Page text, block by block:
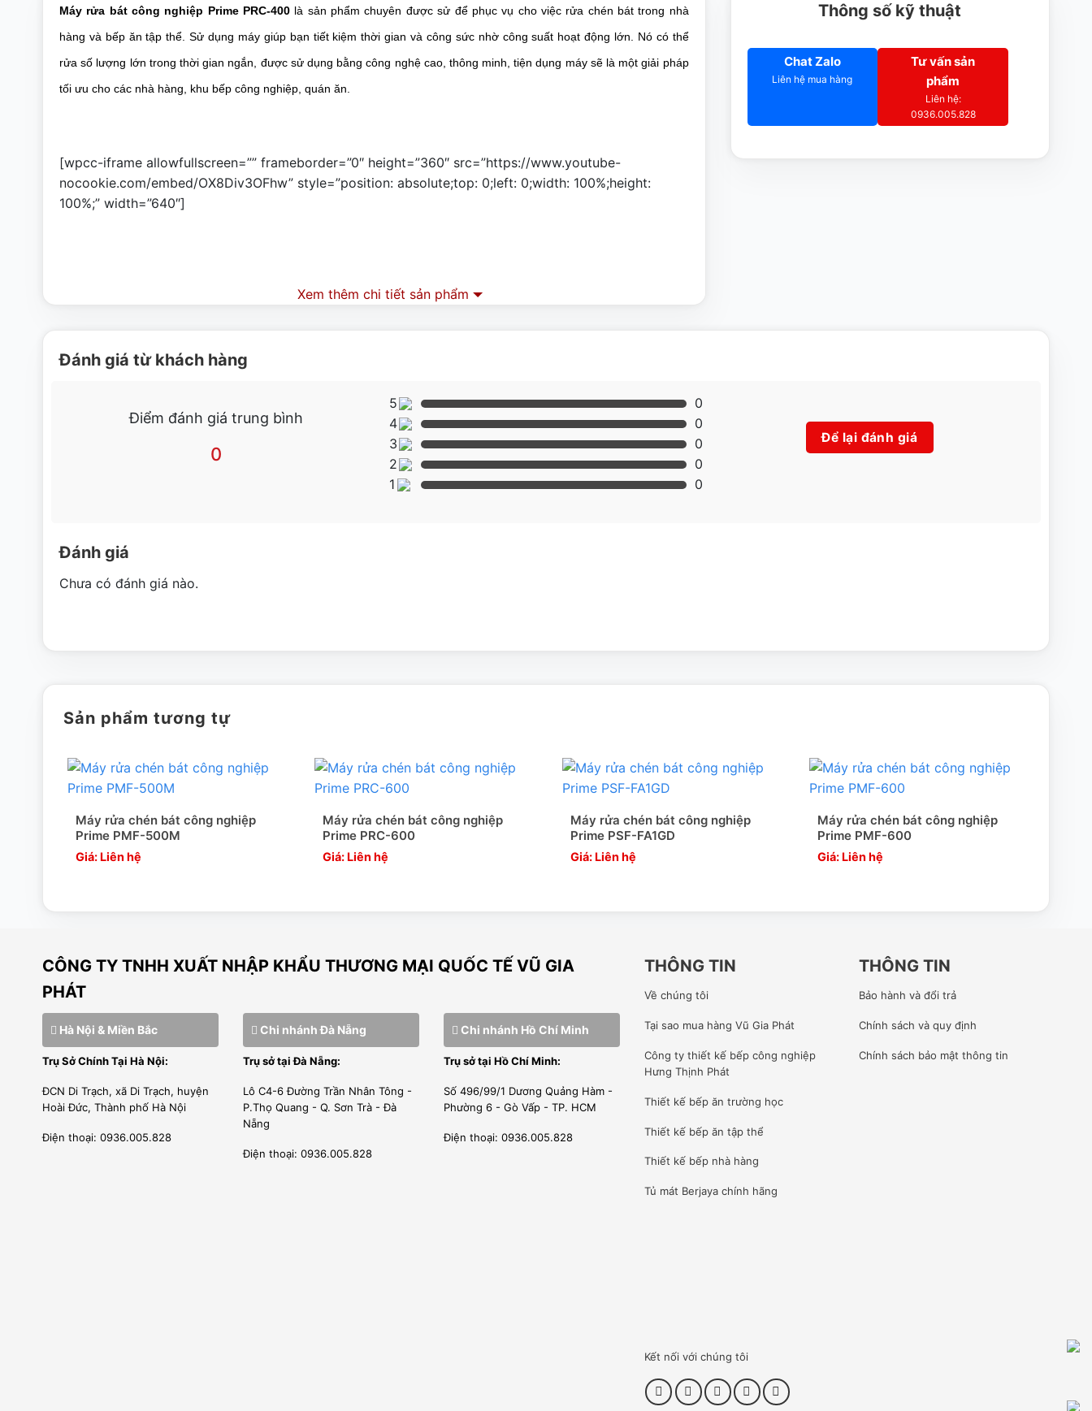
Máy rửa bát công nghiệp Prime PRC-400 là sản phẩm chuyên được sử để phục vụ cho việc rửa chén bát trong nhà
hàng và bếp ăn tập thể. Sử dụng máy giúp bạn tiết kiệm thời gian và công sức nhờ công suất hoạt động lớn. Nó có thể
rửa số lượng lớn trong thời gian ngắn, được sử dụng bằng công nghệ cao, thông minh, tiện dụng máy sẽ là một giải pháp
tối ưu cho các nhà hàng, khu bếp công nghiệp, quán ăn
[wpcc-iframe allowfullscreen=”” frameborder=”0″ height=”360″ src=”https://www.youtube-
nocookie.com/embed/OX8Div3OFhw” style=”position: absolute;top: 0;left: 0;width: 100%;height:
100%;” width=”640″]
Kích thước máy công nghiệp Prime PRC-400 nhỏ nhắn với các đường nét vuông vức, mượt mà, chau chuốt. Chất liệu inox
sáng bóng càng làm tăng thêm vẻ đẹp thanh lịch, bóng bẩy của máy.
tác động mài mòn của chất tẩy rửa. Bề mặt inox nhẵn bóng, dễ làm sạch, sáng đẹp theo thời gian. Inox dày dặn, chống chịu
Niken, siêu bền bỉ trước môi trường mài mòn ở nhiệt độ cao.
[wpcc-iframe allowfullscreen=”” frameborder=”0″ height=”360″ src=”https://www.youtube-
nocookie.com/embed/4igqVZLzz5E” style=”position: absolute;top: 0;left: 0;width: 100%;height: 100%;”
Buồng rửa có hệ thống vòi phun bố trí thông minh; tỏa nước dạng phun tắm mưa 3D giúp lan tỏa nước đến mọi
Xem thêm chi tiết sản phẩm
Thông số kỹ thuật
Chat Zalo
Liên hệ mua hàng
Tư vấn sản
phẩm
Liên hệ:
0936.005.828
Đánh giá từ khách hàng
Điểm đánh giá trung bình
0
5
0
4
0
3
0
2
0
1
0
Để lại đánh giá
Đánh giá
Chưa có đánh giá nào.
Sản phẩm tương tự
Máy rửa chén bát công nghiệp
Prime PMF-500M
Giá: Liên hệ
Máy rửa chén bát công nghiệp
Prime PRC-600
Giá: Liên hệ
Máy rửa chén bát công nghiệp
Prime PSF-FA1GD
Giá: Liên hệ
Máy rửa chén bát công nghiệp
Prime PMF-600
Giá: Liên hệ
CÔNG TY TNHH XUẤT NHẬP KHẨU THƯƠNG MẠI QUỐC TẾ VŨ GIA
PHÁT
Hà Nội & Miền Bắc
Trụ Sở Chính Tại Hà Nội:
ĐCN Di Trạch, xã Di Trạch, huyện
Hoài Đức, Thành phố Hà Nội
Điện thoại: 0936.005.828
Chi nhánh Đà Nẵng
Trụ sở tại Đà Nẵng:
Lô C4-6 Đường Trần Nhân Tông -
P.Thọ Quang - Q. Sơn Trà - Đà
Nẵng
Điện thoại: 0936.005.828
Chi nhánh Hồ Chí Minh
Trụ sở tại Hồ Chí Minh:
Số 496/99/1 Dương Quảng Hàm -
Phường 6 - Gò Vấp - TP. HCM
Điện thoại: 0936.005.828
THÔNG TIN
Về chúng tôi
Tại sao mua hàng Vũ Gia Phát
Công ty thiết kế bếp công nghiệp
Hưng Thịnh Phát
Thiết kế bếp ăn trường học
Thiết kế bếp ăn tập thể
Thiết kế bếp nhà hàng
Tủ mát Berjayachính hãng
THÔNG TIN
Bảo hành và đổi trả
Chính sách và quy định
Chính sách bảo mật thông tin
Kết nối với chúng tôi